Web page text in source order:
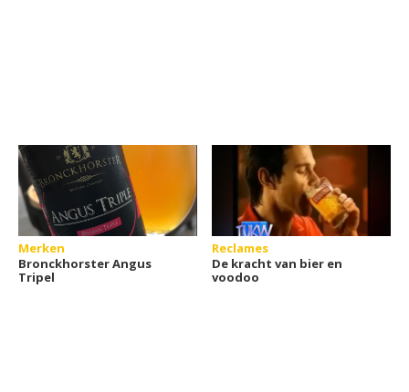
Merken
Bronckhorster Angus
Tripel
Reclames
De kracht van bier en
voodoo